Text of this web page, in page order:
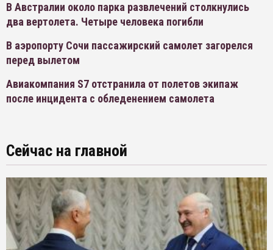
В Австралии около парка развлечений столкнулись
два вертолета. Четыре человека погибли
В аэропорту Сочи пассажирский самолет загорелся
перед вылетом
Авиакомпания S7 отстранила от полетов экипаж
после инцидента с обледенением самолета
Сейчас на главной